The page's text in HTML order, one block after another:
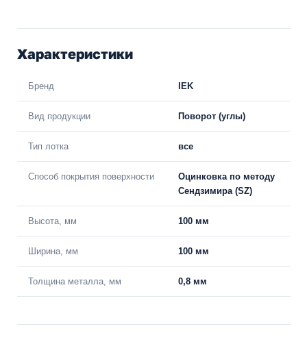
Характеристики
Бренд IEK
Вид продукции Поворот (углы)
Тип лотка все
Способ покрытия поверхности
Оцинковка по методу
Сендзимира (SZ)
Высота, мм 100 мм
Ширина, мм 100 мм
Толщина металла, мм 0,8 мм